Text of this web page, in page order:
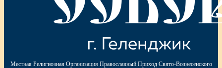
Местная Религиозная Организация Православный Приход Свято-Вознесенского